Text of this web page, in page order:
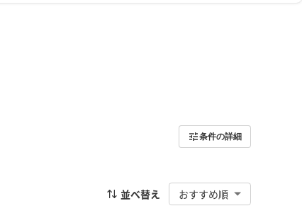
条件の詳細
並べ替え おすすめ順